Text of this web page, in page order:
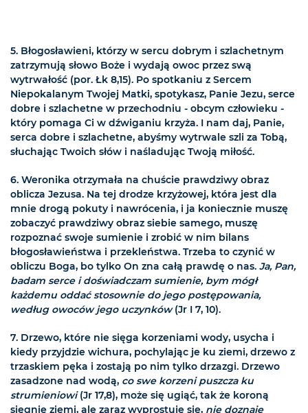
5. Błogosławieni, którzy w sercu dobrym i szlachetnym
zatrzymują słowo Boże i wydają owoc przez swą
wytrwałość (por. Łk 8,15). Po spotkaniu z Sercem
Niepokalanym Twojej Matki, spotykasz, Panie Jezu, serce
dobre i szlachetne w przechodniu - obcym człowieku -
który pomaga Ci w dźwiganiu krzyża. I nam daj, Panie,
serca dobre i szlachetne, abyśmy wytrwale szli za Tobą,
słuchając Twoich słów i naśladując Twoją miłość.
6. Weronika otrzymała na chuście prawdziwy obraz
oblicza Jezusa. Na tej drodze krzyżowej, która jest dla
mnie drogą pokuty i nawrócenia, i ja koniecznie muszę
zobaczyć prawdziwy obraz siebie samego, muszę
rozpoznać swoje sumienie i zrobić w nim bilans
błogosławieństwa i przekleństwa. Trzeba to czynić w
obliczu Boga, bo tylko On zna całą prawdę o nas. Ja, Pan,
badam serce i doświadczam sumienie, bym mógł
każdemu oddać stosownie do jego postępowania,
według owoców jego uczynków(Jr I 7, 10).
7. Drzewo, które nie sięga korzeniami wody, usycha i
kiedy przyjdzie wichura, pochylając je ku ziemi, drzewo z
trzaskiem pęka i zostają po nim tylko drzazgi. Drzewo
zasadzone nad wodą, co swe korzeni puszcza ku
strumieniowi(Jr 17,8), może się ugiąć, tak że koroną
sięgnie ziemi, ale zaraz wyprostuje się, nie doznaje